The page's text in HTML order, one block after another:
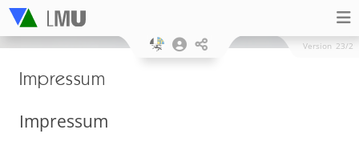
Version 23/2
Impressum
Impressum